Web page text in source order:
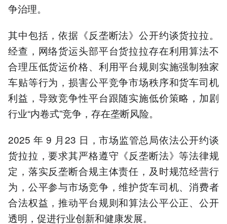
争治理。
其中包括，依据《反垄断法》公开约谈货拉拉。
经查，网络货运头部平台货拉拉存在利用算法不
合理压低货运价格、利用平台规则实施强制独家
车贴等行为，损害公平竞争市场秩序和货车司机
利益，导致竞争性平台跟随实施低价策略，加剧
行业“内卷式”竞争，存在垄断风险。
2025 年 9 月23 日，市场监管总局依法公开约谈
货拉拉，要求其严格遵守《反垄断法》等法律规
定，落实反垄断合规主体责任，及时规范经营行
为，公平参与市场竞争，维护货车司机、消费者
合法权益，推动平台规则和算法公平公正、公开
透明，促进行业创新和健康发展。